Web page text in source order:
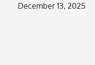
Posted
December 13, 2025